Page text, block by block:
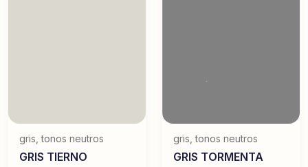
gris ,tonos neutros
GRIS TIERNO
gris ,tonos neutros
GRIS TORMENTA